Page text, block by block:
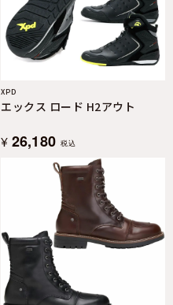
XPD
エックス ロード H2アウト
¥ 26,180 税込